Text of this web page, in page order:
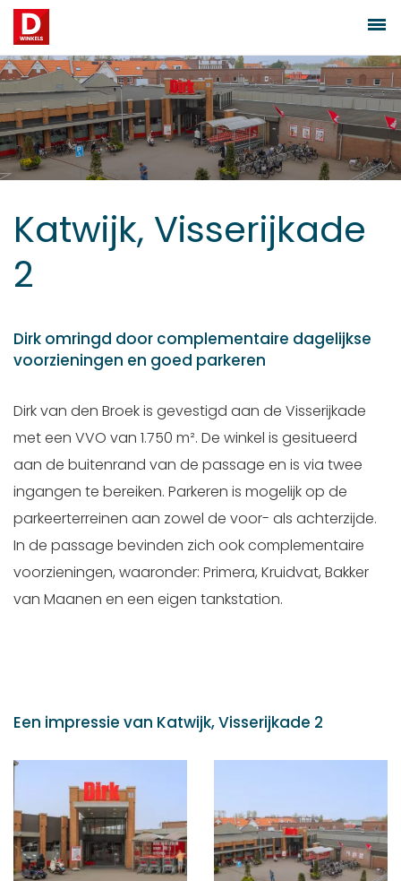
Katwijk, Visserijkade
2
Dirk omringd door complementaire dagelijkse
voorzieningen en goed parkeren
Dirk van den Broek is gevestigd aan de Visserijkade
met een VVO van 1.750 m². De winkel is gesitueerd
aan de buitenrand van de passage en is via twee
ingangen te bereiken. Parkeren is mogelijk op de
parkeerterreinen aan zowel de voor- als achterzijde.
In de passage bevinden zich ook complementaire
voorzieningen, waaronder: Primera, Kruidvat, Bakker
van Maanen en een eigen tankstation.
Een impressie van Katwijk, Visserijkade 2